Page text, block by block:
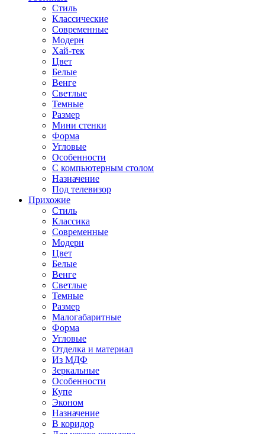
Стиль
Классические
Современные
Модерн
Хай-тек
Цвет
Белые
Венге
Светлые
Темные
Размер
Мини стенки
Форма
Угловые
Особенности
С компьютерным столом
Назначение
Под телевизор
Прихожие
Стиль
Классика
Современные
Модерн
Цвет
Белые
Венге
Светлые
Темные
Размер
Малогабаритные
Форма
Угловые
Отделка и материал
Из МДФ
Зеркальные
Особенности
Купе
Эконом
Назначение
В коридор